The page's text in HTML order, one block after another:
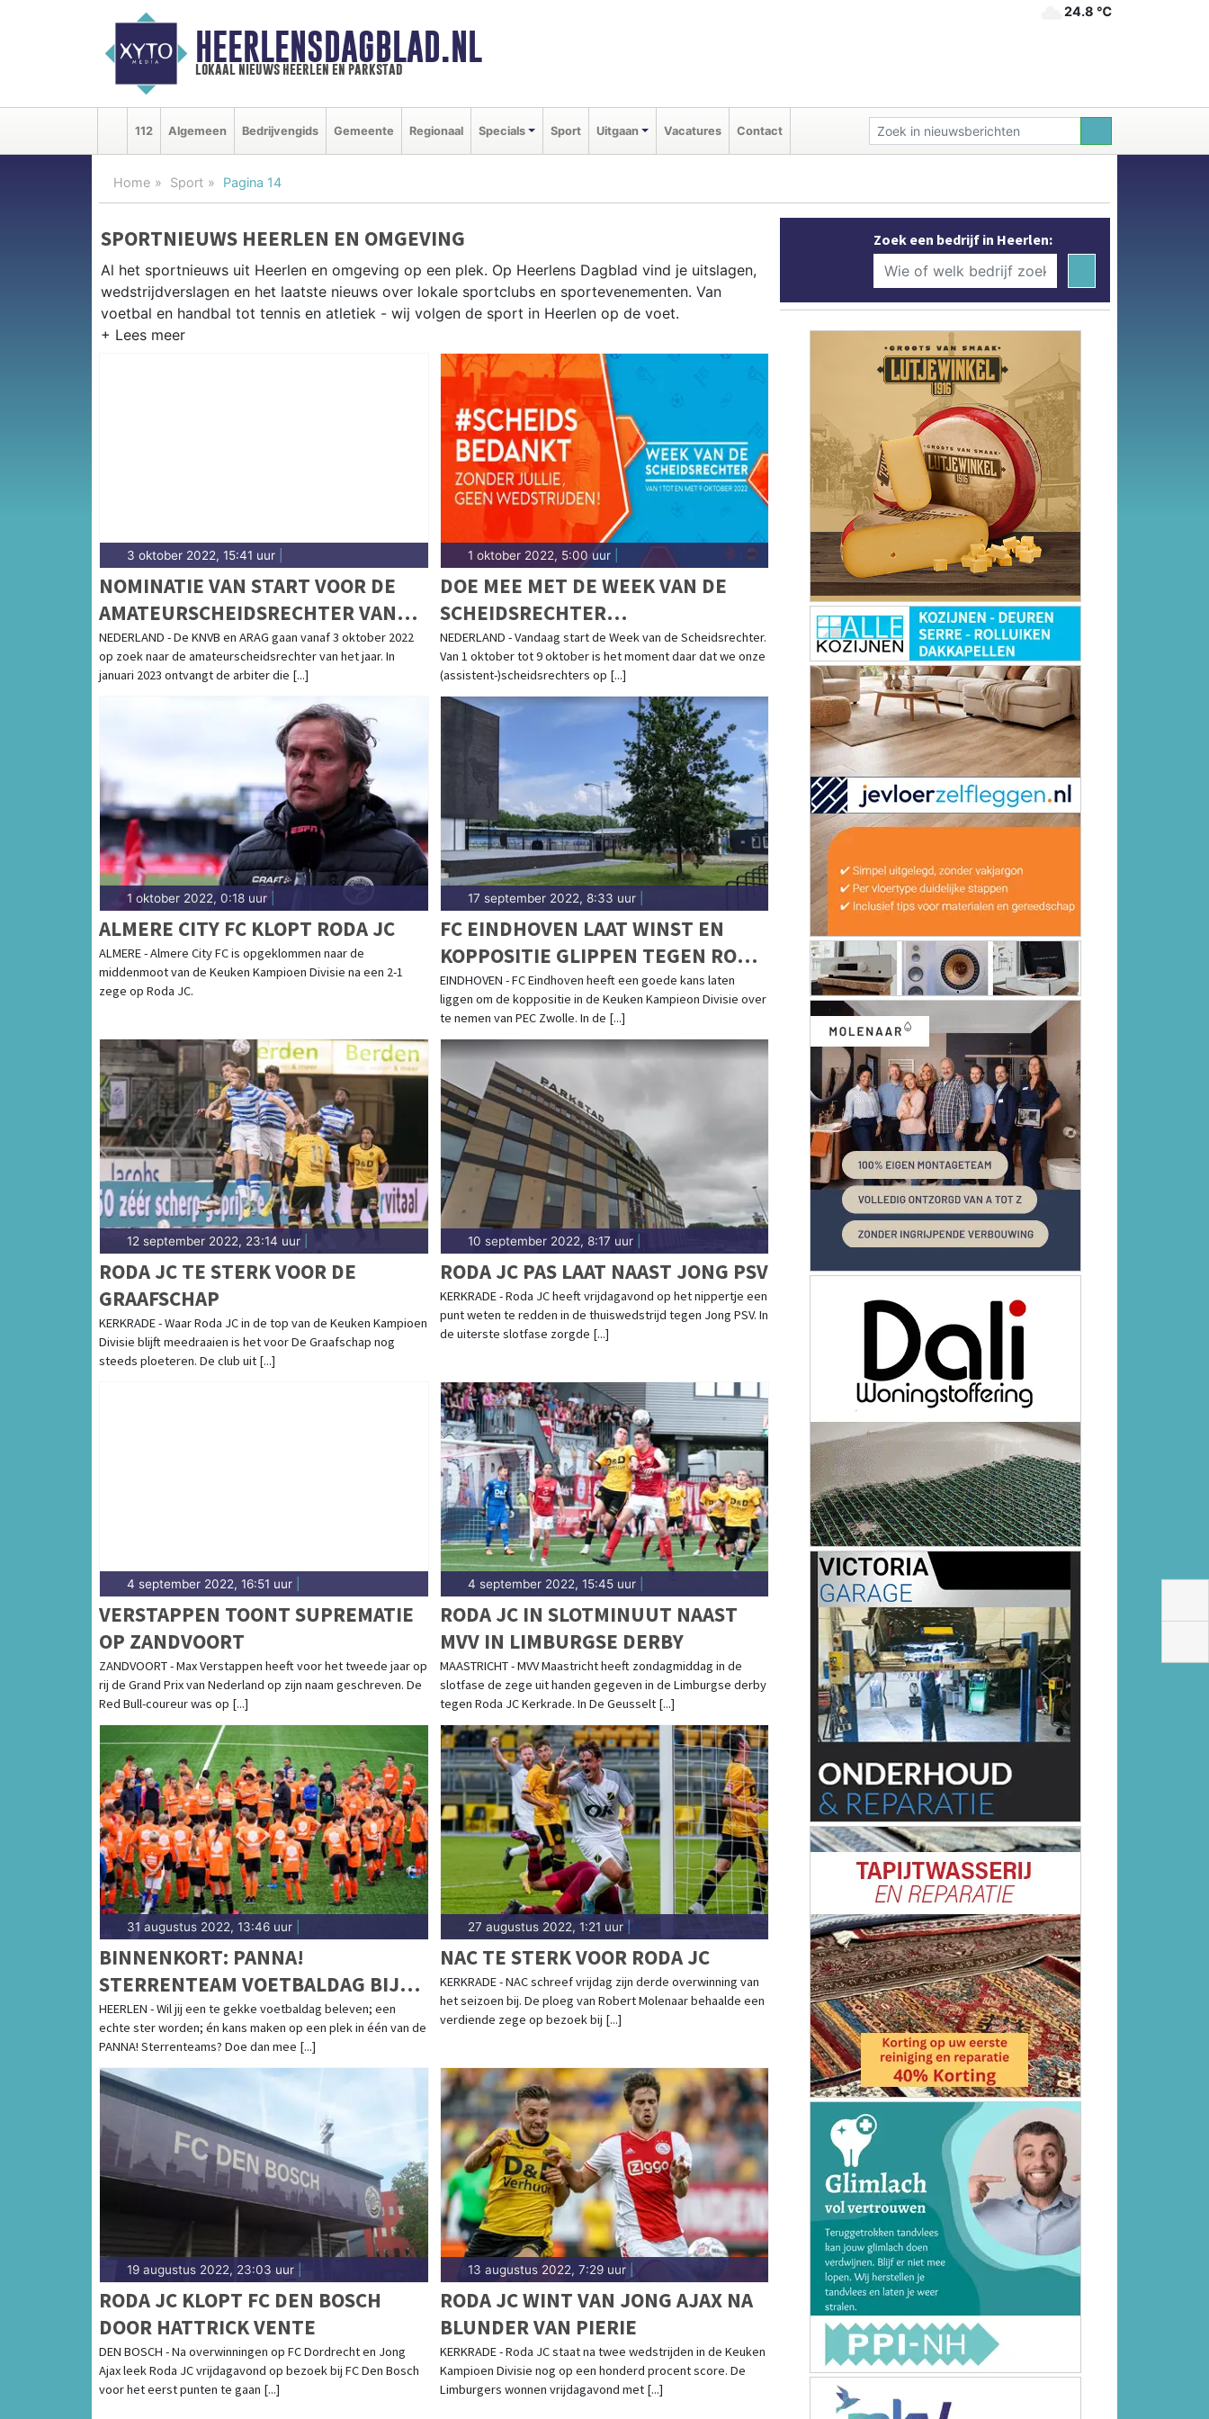
HEERLENSDAGBLAD.NL
lokaal nieuws heerlen en parkstad
24.8 ℃
112 Algemeen Bedrijvengids Gemeente Regionaal Specials Sport Uitgaan Vacatures Contact
Home Sport Pagina 14
SPORTNIEUWS HEERLEN EN OMGEVING
Al het sportnieuws uit Heerlen en omgeving op een plek. Op Heerlens Dagblad vind je uitslagen,
wedstrijdverslagen en het laatste nieuws over lokale sportclubs en sportevenementen. Van
voetbal en handbal tot tennis en atletiek - wij volgen de sport in Heerlen op de voet.
Van Roda JC en HV Heerlen tot wielrennen langs de Limburgse heuvels en atletiek bij AV Heerlen
— sport in Heerlen past bij een echte mijnstreekstad. Blijf op de hoogte van alle sportieve
3 oktober 2022, 15:41 uur
NOMINATIE VAN START VOOR DE
AMATEURSCHEIDSRECHTER VAN
HET JAAR-VERKIEZING
NEDERLAND - De KNVB en ARAG gaan vanaf 3 oktober 2022
op zoek naar de amateurscheidsrechter van het jaar. In
januari 2023 ontvangt de arbiter die [...]
1 oktober 2022, 5:00 uur|
DOE MEE MET DE WEEK VAN DE
SCHEIDSRECHTER
#SCHEIDSBEDANKT
NEDERLAND - Vandaag start de Week van de Scheidsrechter.
Van 1 oktober tot 9 oktober is het moment daar dat we onze
(assistent-)scheidsrechters op [...]
1 oktober 2022, 0:18 uur
ALMERE CITY FC KLOPT RODA JC
ALMERE - Almere City FC is opgeklommen naar de
middenmoot van de Keuken Kampioen Divisie na een 2-1
zege op Roda JC.
17 september 2022, 8:33 uur|
FC EINDHOVEN LAAT WINST EN
KOPPOSITIE GLIPPEN TEGEN RODA
JC
EINDHOVEN - FC Eindhoven heeft een goede kans laten
liggen om de koppositie in de Keuken Kampieon Divisie over
te nemen van PEC Zwolle. In de [...]
12 september 2022, 23:14 uur
RODA JC TE STERK VOOR DE
GRAAFSCHAP
KERKRADE - Waar Roda JC in de top van de Keuken Kampioen
Divisie blijft meedraaien is het voor De Graafschap nog
steeds ploeteren. De club uit [...]
10 september 2022, 8:17 uur|
RODA JC PAS LAAT NAAST JONG PSV
KERKRADE - Roda JC heeft vrijdagavond op het nippertje een
punt weten te redden in de thuiswedstrijd tegen Jong PSV. In
de uiterste slotfase zorgde [...]
4 september 2022, 16:51 uur
VERSTAPPEN TOONT SUPREMATIE
OP ZANDVOORT
ZANDVOORT - Max Verstappen heeft voor het tweede jaar op
rij de Grand Prix van Nederland op zijn naam geschreven. De
Red Bull-coureur was op [...]
4 september 2022, 15:45 uur|
RODA JC IN SLOTMINUUT NAAST
MVV IN LIMBURGSE DERBY
MAASTRICHT - MVV Maastricht heeft zondagmiddag in de
slotfase de zege uit handen gegeven in de Limburgse derby
tegen Roda JC Kerkrade. In De Geusselt [...]
31 augustus 2022, 13:46 uur
BINNENKORT: PANNA!
STERRENTEAM VOETBALDAG BIJ
RKSV GROENE STER
HEERLEN - Wil jij een te gekke voetbaldag beleven; een
echte ster worden; én kans maken op een plek in één van de
PANNA! Sterrenteams? Doe dan mee [...]
27 augustus 2022, 1:21 uur|
NAC TE STERK VOOR RODA JC
KERKRADE - NAC schreef vrijdag zijn derde overwinning van
het seizoen bij. De ploeg van Robert Molenaar behaalde een
verdiende zege op bezoek bij [...]
19 augustus 2022, 23:03 uur
RODA JC KLOPT FC DEN BOSCH
DOOR HATTRICK VENTE
DEN BOSCH - Na overwinningen op FC Dordrecht en Jong
Ajax leek Roda JC vrijdagavond op bezoek bij FC Den Bosch
voor het eerst punten te gaan [...]
13 augustus 2022, 7:29 uur|
RODA JC WINT VAN JONG AJAX NA
BLUNDER VAN PIERIE
KERKRADE - Roda JC staat na twee wedstrijden in de Keuken
Kampioen Divisie nog op een honderd procent score. De
Limburgers wonnen vrijdagavond met [...]
Zoek een bedrijf in Heerlen: